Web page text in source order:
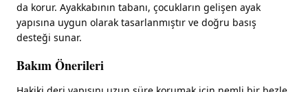
da korur. Ayakkabının tabanı, çocukların gelişen ayak
yapısına uygun olarak tasarlanmıştır ve doğru basış
desteği sunar.
Bakım Önerileri